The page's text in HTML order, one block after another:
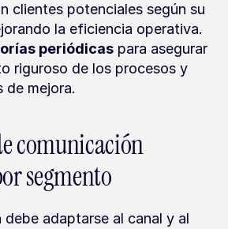
clientes potenciales según su
la eficiencia operativa.
periódicas para asegurar
riguroso de los procesos y
de mejora.
comunicación
segmento
debe adaptarse al canal y al